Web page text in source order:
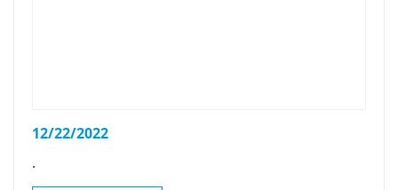
12/22/2022
.